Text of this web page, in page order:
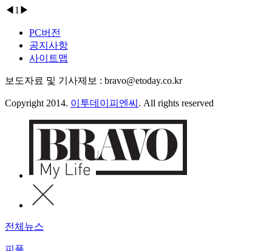
◀ 1 ▶
PC버전
공지사항
사이트맵
보도자료 및 기사제보 : bravo@etoday.co.kr
Copyright 2014. 이투데이피엔씨 . All rights reserved
전체뉴스